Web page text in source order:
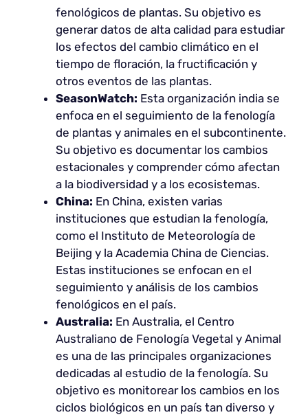
fenológicos de plantas. Su objetivo es
generar datos de alta calidad para estudiar
los efectos del cambio climático en el
tiempo de floración, la fructificación y
otros eventos de las plantas.
SeasonWatch: Esta organización india se
enfoca en el seguimiento de la fenología
de plantas y animales en el subcontinente.
Su objetivo es documentar los cambios
estacionales y comprender cómo afectan
a la biodiversidad y a los ecosistemas.
China: En China, existen varias
instituciones que estudian la fenología,
como el Instituto de Meteorología de
Beijing y la Academia China de Ciencias.
Estas instituciones se enfocan en el
seguimiento y análisis de los cambios
fenológicos en el país.
Australia: En Australia, el Centro
Australiano de Fenología Vegetal y Animal
es una de las principales organizaciones
dedicadas al estudio de la fenología. Su
objetivo es monitorear los cambios en los
ciclos biológicos en un país tan diverso y